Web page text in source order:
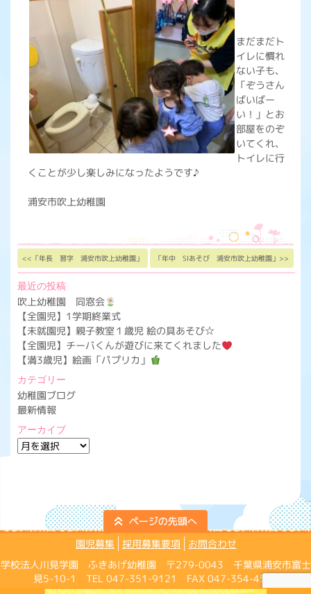
まだまだト
イレに慣れ
ない子も、
「ぞうさん
ばいばー
い！」とお
部屋をのぞ
いてくれ、
トイレに行
くことが少し楽しみになったようです♪
浦安市吹上幼稚園
<<「年長 習字 浦安市吹上幼稚園」 「年中 SIあそび 浦安市吹上幼稚園」>>
最近の投稿
吹上幼稚園 同窓会
【全園児】1学期終業式
【未就園児】親子教室１歳児 絵の具あそび☆
【全園児】チーバくんが遊びに来てくれました
【満3歳児】絵画「パプリカ」
カテゴリー
幼稚園ブログ
最新情報
アーカイブ
ア
園児募集 採用募集要項
お問合わせ
学校法人川見学園 ふきあげ幼稚園 〒279-0043 千葉県浦安市富士
見5-10-1 TEL 047-351-9121 FAX 047-354-4574